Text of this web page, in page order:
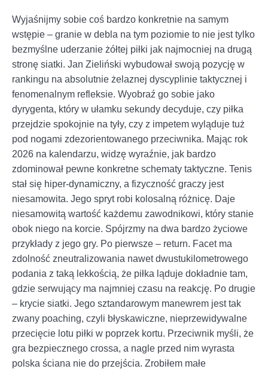
Wyjaśnijmy sobie coś bardzo konkretnie na samym
wstępie – granie w debla na tym poziomie to nie jest tylko
bezmyślne uderzanie żółtej piłki jak najmocniej na drugą
stronę siatki. Jan Zieliński wybudował swoją pozycję w
rankingu na absolutnie żelaznej dyscyplinie taktycznej i
fenomenalnym refleksie. Wyobraź go sobie jako
dyrygenta, który w ułamku sekundy decyduje, czy piłka
przejdzie spokojnie na tyły, czy z impetem wyląduje tuż
pod nogami zdezorientowanego przeciwnika. Mając rok
2026 na kalendarzu, widzę wyraźnie, jak bardzo
zdominował pewne konkretne schematy taktyczne. Tenis
stał się hiper-dynamiczny, a fizyczność graczy jest
niesamowita. Jego spryt robi kolosalną różnicę. Daje
niesamowitą wartość każdemu zawodnikowi, który stanie
obok niego na korcie. Spójrzmy na dwa bardzo życiowe
przykłady z jego gry. Po pierwsze – return. Facet ma
zdolność zneutralizowania nawet dwustukilometrowego
podania z taką lekkością, że piłka ląduje dokładnie tam,
gdzie serwujący ma najmniej czasu na reakcję. Po drugie
– krycie siatki. Jego sztandarowym manewrem jest tak
zwany poaching, czyli błyskawiczne, nieprzewidywalne
przecięcie lotu piłki w poprzek kortu. Przeciwnik myśli, że
gra bezpiecznego crossa, a nagle przed nim wyrasta
polska ściana nie do przejścia. Zrobiłem małe